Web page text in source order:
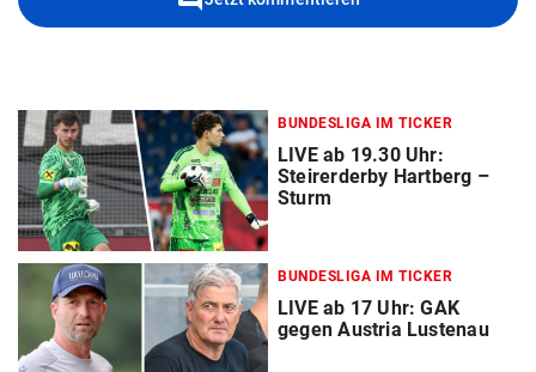
BUNDESLIGA IM TICKER
LIVE ab 19.30 Uhr:
Steirerderby Hartberg –
Sturm
BUNDESLIGA IM TICKER
LIVE ab 17 Uhr: GAK
gegen Austria Lustenau